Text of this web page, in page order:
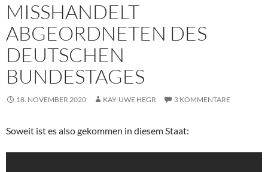
MISSHANDELT
ABGEORDNETEN DES
DEUTSCHEN
BUNDESTAGES
18. NOVEMBER 2020 KAY-UWE HEGR 3 KOMMENTARE
Soweit ist es also gekommen in diesem Staat: